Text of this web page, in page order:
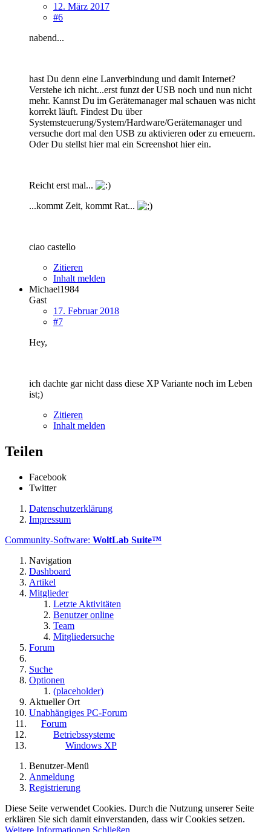
12. März 2017
#6
nabend...
hast Du denn eine Lanverbindung und damit Internet?
Verstehe ich nicht...erst funzt der USB noch und nun nicht
mehr. Kannst Du im Gerätemanager mal schauen was nicht
korrekt läuft. Findest Du über
Systemsteuerung/System/Hardware/Gerätemanager und
versuche dort mal den USB zu aktivieren oder zu erneuern.
Oder Du stellst hier mal ein Screenshot hier ein.
Reicht erst mal...
...kommt Zeit, kommt Rat...
ciao castello
Zitieren
Inhalt melden
Michael1984
Gast
17. Februar 2018
#7
Hey,
ich dachte gar nicht dass diese XP Variante noch im Leben
ist;)
Zitieren
Inhalt melden
Teilen
Facebook
Twitter
Datenschutzerklärung
Impressum
Community-Software: WoltLab Suite™
Navigation
Dashboard
Artikel
Mitglieder
Letzte Aktivitäten
Benutzer online
Team
Mitgliedersuche
Forum
Suche
Optionen
(placeholder)
Aktueller Ort
Unabhängiges PC-Forum
Forum
Betriebssysteme
Windows XP
Benutzer-Menü
Anmeldung
Registrierung
Diese Seite verwendet Cookies. Durch die Nutzung unserer Seite
erklären Sie sich damit einverstanden, dass wir Cookies setzen.
Weitere Informationen Schließen